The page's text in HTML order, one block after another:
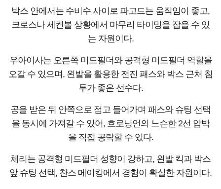
박스 안에서는 수비수 사이로 파고드는 움직임이 좋고,
크로스나 세컨볼 상황에서 마무리 타이밍을 잡을 수 있
는 자원이다.
우아이사는 오른쪽 미드필더와 공격형 미드필더 역할을
오갈 수 있으며, 왼발을 활용한 전진 패스와 박스 근처 침
투가 좋은 선수다.
공을 받은 뒤 안쪽으로 접고 들어가며 패스와 슈팅 선택
을 동시에 가져갈 수 있어, 흐로닝언의 느슨한 2선 압박
을 직접 공략할 수 있다.
체리는 공격형 미드필더 성향이 강하고, 왼발 킥과 박스
앞 슈팅 선택, 찬스 메이킹에서 경험이 확실한 자원이다.